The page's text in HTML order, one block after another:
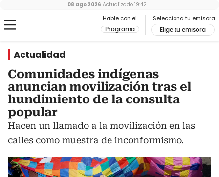
Hable con el
Programa
Selecciona tu emisora
Elige tu emisora
08 ago 2026 Actualizado 19:42
Actualidad
Comunidades indígenas
anuncian movilización tras el
hundimiento de la consulta
popular
Hacen un llamado a la movilización en las
calles como muestra de inconformismo.